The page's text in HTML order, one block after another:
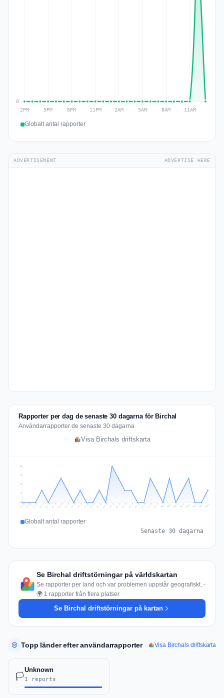
Globalt antal rapporter
ADVERTISEMENT ADVERTISE HERE
Rapporter per dag de senaste 30 dagarna för Birchal
Användarrapporter de senaste 30 dagarna
Visa Birchals driftskarta
1
2
2
3
Jul 10 Jul 11 Jul 12 Jul 13 Jul 14 Jul 15 Jul 16 Jul 17 Jul 18 Jul 19 Jul 20 Jul 21 Jul 22 Jul 23 Jul 24 Jul 25 Jul 26 Jul 27 Jul 28 Jul 29 Jul 30 Jul 31 Aug 1 Aug 2 Aug 3 Aug 4 Aug 5 Aug 6 Aug 7 Aug 8
Globalt antal rapporter
Senaste 30 dagarna
Se Birchal driftstörningar på världskartan
Se rapporter per land och var problemen uppstår geografiskt. -
🌍 1 rapporter från flera platser
Se Birchal driftstörningar på kartan
Topp länder efter användarrapporter Visa Birchals driftskarta
🏳️
Unknown
1 reports